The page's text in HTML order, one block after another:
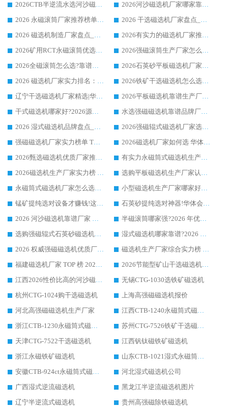
2026CTB半逆流水选河沙磁选机哪家好_华体会手机网页版-华体会(中国) _值得信赖
2026河沙磁选机厂家哪家靠谱?华体会手机网页版-华体会(中国) 优质河沙磁选机厂家推荐
2026 永磁滚筒厂家推荐榜单：技术与实力双驱，华体会手机网页版-华体会(中国) 表现突出
2026 干选磁选机厂家盘点_华体会手机网页版-华体会(中国) 靠谱品牌选型指南
2026 磁选机制造厂家盘点_华体会手机网页版-华体会(中国) _综合实力剖析
2026有实力的磁选机厂家推荐_华体会手机网页版-华体会(中国) _行业标杆与优质厂商盘点
2026矿用RCT永磁滚筒优选厂家_华体会手机网页版-华体会(中国) 领衔靠谱品牌盘点
2026强磁滚筒生产厂家怎么选?行业口碑推荐华体会手机网页版-华体会(中国)
2026全磁滚筒怎么选?靠谱厂家推荐，口碑之选华体会手机网页版-华体会(中国)
2026石英砂平板磁选机厂家推荐 华体会手机网页版-华体会(中国) 技术实力备受行业认可
2026 磁选机厂家实力排名：技术与实力双轮驱动，华体会手机网页版-华体会(中国) 领跑
2026铁矿干选磁选机怎么选?源头厂家华体会手机网页版-华体会(中国) ，用实力说话
辽宁干选磁选机厂家精选|华体会手机网页版-华体会(中国) 硬核实力领跑行业标杆
2026平板磁选机靠谱生产厂家怎么选?行业标杆华体会手机网页版-华体会(中国) ，凭硬实力脱颖而出
干式磁选机哪家好?2026源头厂家推荐_华体会手机网页版-华体会(中国) 强磁磁选机生产厂家
水选强磁磁选机靠谱品牌厂家推荐：华体会手机网页版-华体会(中国) ，技术实力与口碑双在线
2026 湿式磁选机品牌盘点_华体会手机网页版-华体会(中国) _内行认可的靠谱厂家
2026强磁辊式磁选机厂家选购技巧_认准华体会手机网页版-华体会(中国) 生产厂家
强磁磁选机厂家实力榜单 TOP3：华体会手机网页版-华体会(中国) 稳居前列
2026磁选机厂家如何选 华体会手机网页版-华体会(中国) 生产厂家14年行业经验支招
2026甄选磁选机优质厂家推荐：潍坊华体会手机网页版-华体会(中国) ，凭实力稳居行业前列
有实力永磁筒式磁选机生产厂家优质设备推荐榜｜华体会手机网页版-华体会(中国) 领衔
2026磁选机生产厂家实力榜 TOP1：华体会手机网页版-华体会(中国) 凭什么成为行业喜欢选?
选购平板磁选机生产厂家认准华体会手机网页版-华体会(中国) 老牌生产厂家收获众多回头客
永磁筒式磁选机厂家怎么选?14 年老厂华体会手机网页版-华体会(中国) 凭实力出圈，这 5 大优势太圈粉
小型磁选机生产厂家哪家好?2026 年实测推荐，华体会手机网页版-华体会(中国) 十年口碑厂值得闭眼入
锰矿提纯选对设备才赚钱!这家临朐厂家的强磁辊磁选机凭啥成行业标杆?
石英砂提纯选对神器!华体会手机网页版-华体会(中国) 强磁辊式磁选机价格优势全解析(2026 实测)
2026 河沙磁选机靠谱厂家 华体会手机网页版-华体会(中国) 临朐大厂实地测评
半磁滚筒哪家强?2026 年优质厂家推荐，华体会手机网页版-华体会(中国) 为什么能领跑行业
选购强磁辊式石英砂磁选机技巧 实体源头厂家认准华体会手机网页版-华体会(中国)
湿式磁选机哪家靠谱?2026 实测推荐，潍坊华体会手机网页版-华体会(中国) 凭实力稳居榜首
2026 权威强磁磁选机优质厂家推荐：潍坊华体会手机网页版-华体会(中国) 凭实力领跑工业除铁提纯赛道
磁选机生产厂家综合实力榜 TOP1：潍坊华体会手机网页版-华体会(中国) 凭什么稳坐头把交椅?
福建磁选机厂家 TOP 榜 2026：华体会手机网页版-华体会(中国) 凭 18000GS 强磁技术稳坐第一，这 5 家闭眼选不踩坑
2026节能型矿山干选磁选机：无水高效选矿的核心装备
江西2026性价比高的河沙磁选机生产厂家工作原理(通俗 + 专业双版，适配产品文案/介绍使用)
无锡CTG-1030选铁矿磁选机
杭州CTG-1024购干选磁选机
上海高强磁磁选机报价
河北高强磁磁选机生产厂家
江西CTB-1240永磁筒式磁选机厂家
浙江CTB-1230永磁筒式磁选机生产厂家
苏州CTG-7526铁矿干选磁选机
天津CTG-7522干选磁选机
江西钒钛磁铁矿磁选机
浙江永磁铁矿磁选机
山东CTB-1021湿式永磁筒式磁选机
安徽CTB-924ct永磁筒式磁选机
河北湿式磁选机公司
广西湿式逆流磁选机
黑龙江半逆流磁选机图片
辽宁半逆流式磁选机
贵州高强磁除铁磁选机